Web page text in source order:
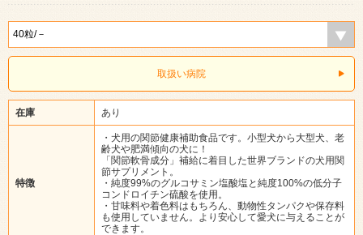
取扱い病院
在庫 あり
特徴
・犬用の関節健康補助食品です。小型犬から大型犬、老
齢犬や肥満傾向の犬に！
「関節軟骨成分」補給に着目した世界ブランドの犬用関
節サプリメント。
・純度99%のグルコサミン塩酸塩と純度100%の低分子
コンドロイチン硫酸を使用。
・甘味料や着色料はもちろん、動物性タンパクや保存料
も使用していません。より安心して愛犬に与えることが
できます。